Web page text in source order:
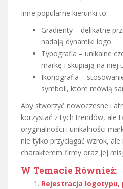
Inne popularne kierunki to:
Gradienty – delikatne
nadają dynamiki logo.
Typografia – unikalne
markę i skupiają na niej
Ikonografia –
symboli, które mówią
Aby stworzyć nowoczesne i
korzystać z tych trendów, ale
oryginalności i unikalności
nie tylko przyciągać wzrok, ale
charakterem firmy oraz jej
W Temacie Również:
Rejestracja